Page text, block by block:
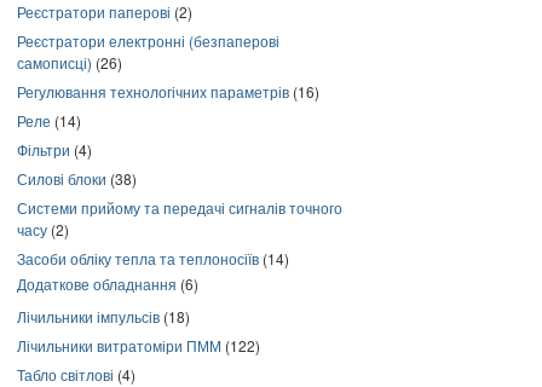
Реєстратори паперові (2)
Реєстратори електронні (безпаперові
самописці) (26)
Регулювання технологічних параметрів (16)
Реле (14)
Фільтри (4)
Силові блоки (38)
Системи прийому та передачі сигналів точного
часу (2)
Засоби обліку тепла та теплоносіїв (14)
Додаткове обладнання (6)
Лічильники імпульсів (18)
Лічильники витратоміри ПММ (122)
Табло світлові (4)